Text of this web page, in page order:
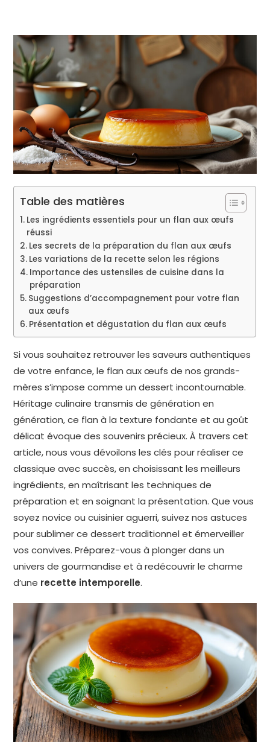
Table des matières
Les ingrédients essentiels pour un flan aux œufs
réussi
Les secrets de la préparation du flan aux œufs
Les variations de la recette selon les régions
Importance des ustensiles de cuisine dans la
préparation
Suggestions d’accompagnement pour votre flan
aux œufs
Présentation et dégustation du flan aux œufs
Si vous souhaitez retrouver les saveurs authentiques
de votre enfance, le flan aux œufs de nos grands-
mères s’impose comme un dessert incontournable.
Héritage culinaire transmis de génération en
génération, ce flan à la texture fondante et au goût
délicat évoque des souvenirs précieux. À travers cet
article, nous vous dévoilons les clés pour réaliser ce
classique avec succès, en choisissant les meilleurs
ingrédients, en maîtrisant les techniques de
préparation et en soignant la présentation. Que vous
soyez novice ou cuisinier aguerri, suivez nos astuces
pour sublimer ce dessert traditionnel et émerveiller
vos convives. Préparez-vous à plonger dans un
univers de gourmandise et à redécouvrir le charme
d’une recette intemporelle.